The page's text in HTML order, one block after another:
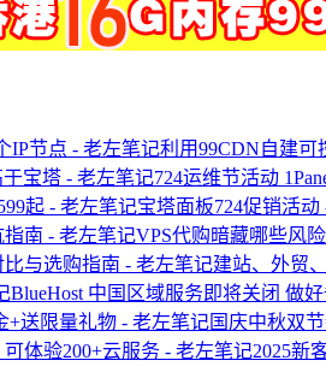
利用99CDN自建可
724运维节活动
宝塔面板724促销活
VPS代购暗藏哪些风
建站、外贸
BlueHost 中国区域服务即将关闭 做
国庆中秋双
2025新